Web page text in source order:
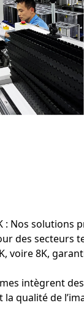
: Nos
des secteurs
voire 8K,
intègrent
qualité de